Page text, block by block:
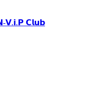
𝗩.𝗶.𝗣 𝗖𝗹𝘂𝗯